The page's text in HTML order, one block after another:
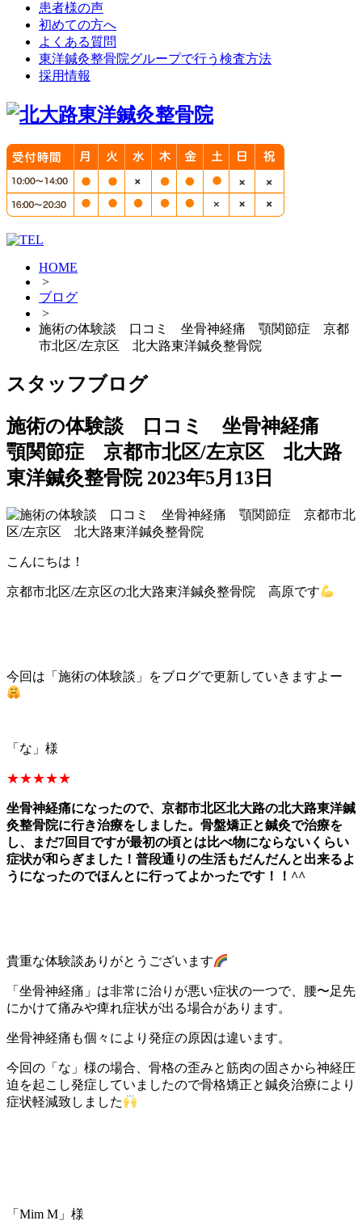
患者様の声
初めての方へ
よくある質問
東洋鍼灸整骨院グループで行う検査方法
採用情報
HOME
>
ブログ
>
施術の体験談 口コミ 坐骨神経痛 顎関節症 京都
市北区/左京区 北大路東洋鍼灸整骨院
スタッフブログ
施術の体験談 口コミ 坐骨神経痛
顎関節症 京都市北区/左京区 北大路
東洋鍼灸整骨院 2023年5月13日
こんにちは！
京都市北区/左京区の北大路東洋鍼灸整骨院 高原です
今回は「施術の体験談」をブログで更新していきますよー
「な」様
★★★★★
坐骨神経痛になったので、京都市北区北大路の北大路東洋鍼
灸整骨院に行き治療をしました。骨盤矯正と鍼灸で治療を
し、まだ7回目ですが最初の頃とは比べ物にならないくらい
症状が和らぎました！普段通りの生活もだんだんと出来るよ
うになったのでほんとに行ってよかったです！！^^
貴重な体験談ありがとうございます
「坐骨神経痛」は非常に治りが悪い症状の一つで、腰〜足先
にかけて痛みや痺れ症状が出る場合があります。
坐骨神経痛も個々により発症の原因は違います。
今回の「な」様の場合、骨格の歪みと筋肉の固さから神経圧
迫を起こし発症していましたので骨格矯正と鍼灸治療により
症状軽減致しました
「Mim M」様